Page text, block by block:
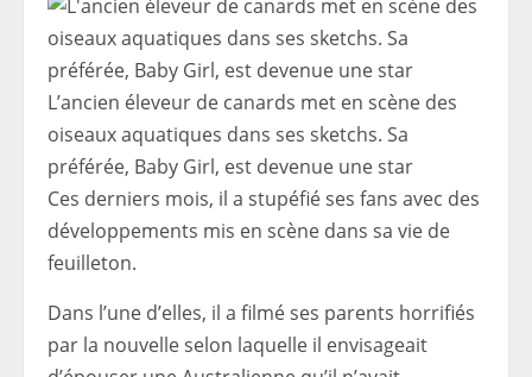
L’ancien éleveur de canards met en scène des
oiseaux aquatiques dans ses sketchs. Sa
préférée, Baby Girl, est devenue une star
Ces derniers mois, il a stupéfié ses fans avec des
développements mis en scène dans sa vie de
feuilleton.
Dans l’une d’elles, il a filmé ses parents horrifiés
par la nouvelle selon laquelle il envisageait